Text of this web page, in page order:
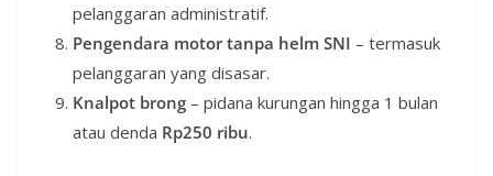
pelanggaran administratif.
Pengendara motor tanpa helm SNI – termasuk
pelanggaran yang disasar.
Knalpot brong – pidana kurungan hingga 1 bulan
atau denda Rp250 ribu.